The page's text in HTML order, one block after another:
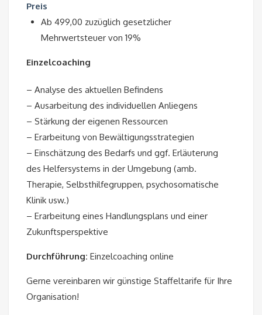
Preis
Ab 499,00 zuzüglich gesetzlicher
Mehrwertsteuer von 19%
Einzelcoaching
– Analyse des aktuellen Befindens
– Ausarbeitung des individuellen Anliegens
– Stärkung der eigenen Ressourcen
– Erarbeitung von Bewältigungsstrategien
– Einschätzung des Bedarfs und ggf. Erläuterung
des Helfersystems in der Umgebung (amb.
Therapie, Selbsthilfegruppen, psychosomatische
Klinik usw.)
– Erarbeitung eines Handlungsplans und einer
Zukunftsperspektive
Durchführung: Einzelcoaching online
Gerne vereinbaren wir günstige Staffeltarife für Ihre
Organisation!